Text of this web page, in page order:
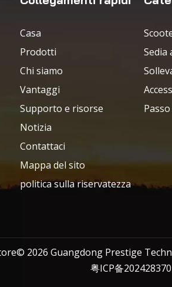
Casa
Prodotti
Chi siamo
Vantaggi
Supporto e risorse
Notizia
Contattaci
Mappa del sito
politica sulla riservatezza
Sedia
Passo
2026 Guangdong Prestige
粤ICP备